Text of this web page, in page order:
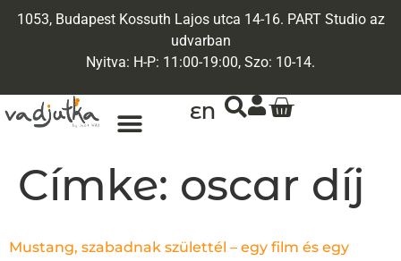
1053, Budapest Kossuth Lajos utca 14-16. PART Studio az
udvarban
Nyitva: H-P: 11:00-19:00, Szo: 10-14.
EN
Címke: oscar díj
Mustang, szabadnak születtél – egy film és egy